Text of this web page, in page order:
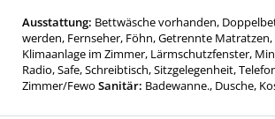
Ausstattung: Bettwäsche vorhanden,
werden, Fernseher, Föhn, Getrennte
Klimaanlage im Zimmer, Lärmschutzfenster,
Radio, Safe, Schreibtisch, Sitzgelegenheit,
Zimmer/Fewo Sanitär: Badewanne., Dusche,